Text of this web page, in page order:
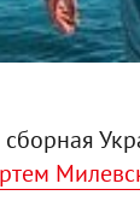
сборная